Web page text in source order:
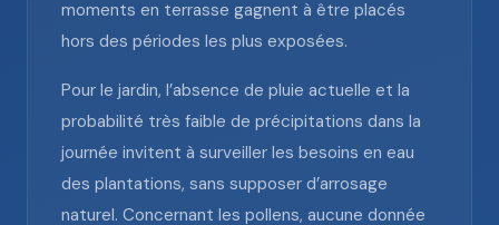
moments en terrasse gagnent à être placés
hors des périodes les plus exposées.
Pour le jardin, l’absence de pluie actuelle et la
probabilité très faible de précipitations dans la
journée invitent à surveiller les besoins en eau
des plantations, sans supposer d’arrosage
naturel. Concernant les pollens, aucune donnée